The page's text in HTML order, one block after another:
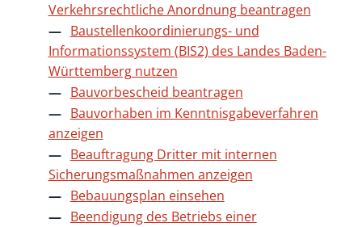
Verkehrsrechtliche Anordnung beantragen
Baustellenkoordinierungs- und
Informationssystem (BIS2) des Landes Baden-
Württemberg nutzen
Bauvorbescheid beantragen
Bauvorhaben im Kenntnisgabeverfahren
anzeigen
Beauftragung Dritter mit internen
Sicherungsmaßnahmen anzeigen
Bebauungsplan einsehen
Beendigung des Betriebs einer